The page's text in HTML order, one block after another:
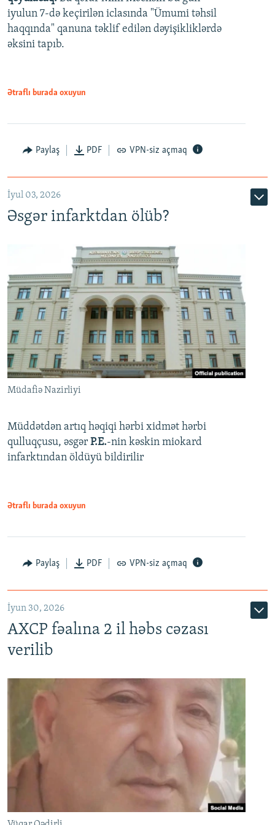
Auto 240p 360p 480p
720p 1080p
480p
720p
iyulun 7-də keçirilən iclasında "Ümumi təhsil
haqqında" qanuna təklif edilən dəyişikliklərdə
əksini tapıb.
Ətraflı burada oxuyun
Paylaş PDF VPN-siz açmaq
İyul 03, 2026
Əsgər infarktdan ölüb?
Müdafiə Nazirliyi
Müddətdən artıq həqiqi hərbi xidmət hərbi
qulluqçusu, əsgər P.E.-nin kəskin miokard
infarktından öldüyü bildirilir
Ətraflı burada oxuyun
Paylaş PDF VPN-siz açmaq
İyun 30, 2026
AXCP fəalına 2 il həbs cəzası
verilib